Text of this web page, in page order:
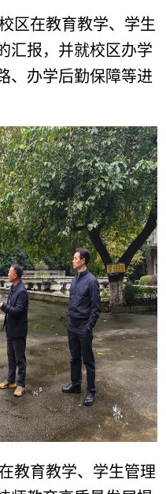
区在教育教学、学生
汇报，并就校区办学
、办学后勤保障等进
教育教学、学生管理